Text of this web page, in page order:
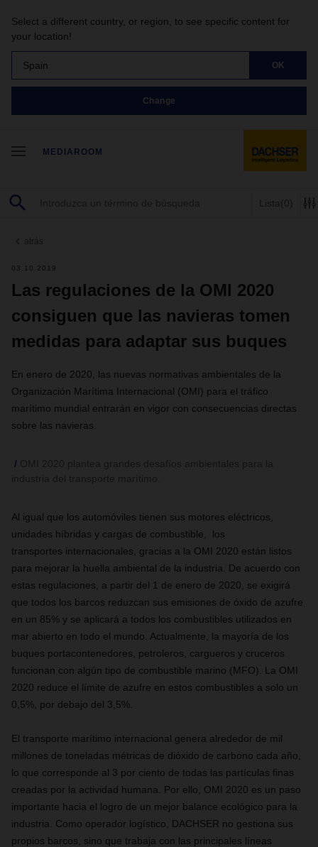
Select a different country, or region, to see specific content for
your location!
Spain OK
Change
MEDIAROOM
Lista (0)
atrás
03.10.2019
Las regulaciones de la OMI 2020
consiguen que las navieras tomen
medidas para adaptar sus buques
En enero de 2020, las nuevas normativas ambientales de la
Organización Marítima Internacional (OMI) para el tráfico
marítimo mundial entrarán en vigor con consecuencias directas
sobre las navieras.
Al igual que los automóviles tienen sus motores eléctricos,
unidades híbridas y cargas de combustible, los
transportes internacionales, gracias a la OMI 2020 están listos
para mejorar la huella ambiental de la industria. De acuerdo con
estas regulaciones, a partir del 1 de enero de 2020, se exigirá
que todos los barcos reduzcan sus emisiones de óxido de azufre
en un 85% y se aplicará a todos los combustibles utilizados en
mar abierto en todo el mundo. Actualmente, la mayoría de los
buques portacontenedores, petroleros, cargueros y cruceros
funcionan con algún tipo de combustible marino (MFO). La OMI
2020 reduce el límite de azufre en estos combustibles a solo un
0,5%, por debajo del 3,5%.
El transporte marítimo internacional genera alrededor de mil
millones de toneladas métricas de dióxido de carbono cada año,
lo que corresponde al 3 por ciento de todas las partículas finas
creadas por la actividad humana. Por ello, OMI 2020 es un paso
importante hacia el logro de un mejor balance ecológico para la
industria. Como operador logístico, DACHSER no gestiona sus
propios barcos, sino que trabaja con las principales líneas